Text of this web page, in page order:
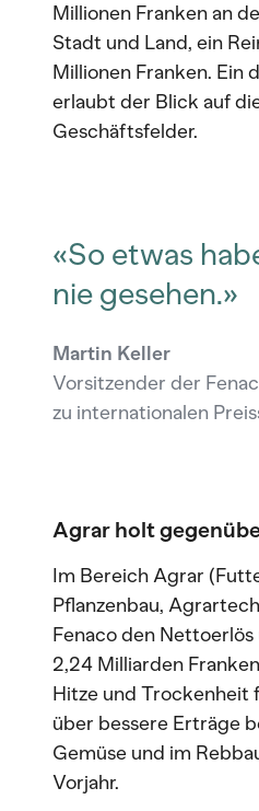
Millionen Franken an
Stadt und Land, ein
Millionen Franken. Ein
erlaubt der Blick auf
Geschäftsfelder.
«So etwas
nie gesehen.»
Martin Keller
Vorsitzender der
zu internationalen
Agrar holt
Im Bereich Agrar
Pflanzenbau,
Fenaco den
2,24 Milliarden
Hitze und Trockenheit
über bessere Erträge
Gemüse und im
Vorjahr.